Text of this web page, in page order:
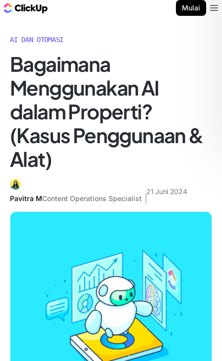
Mulai
AI DAN OTOMASI
Bagaimana
Menggunakan AI
dalam Properti?
(Kasus Penggunaan &
Alat)
Pavitra MContent Operations Specialist
21 Juni 2024